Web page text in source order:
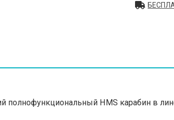
полнофункциональный HMS карабин в